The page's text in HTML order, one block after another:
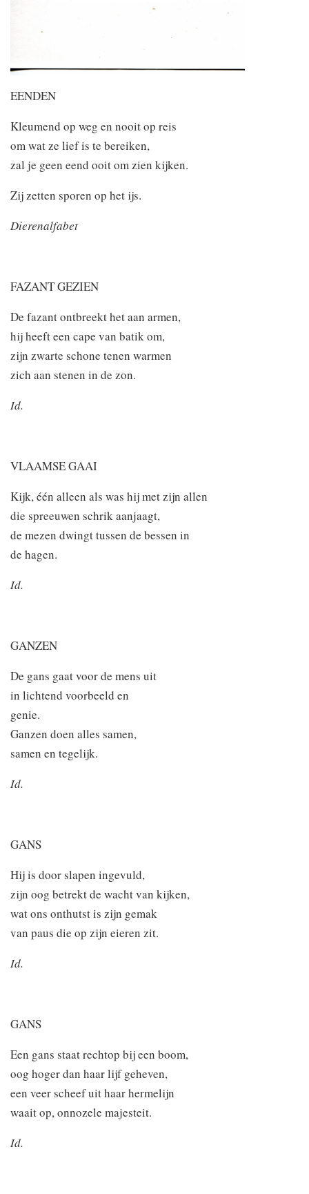
EENDEN
Kleumend op weg en nooit op reis
om wat ze lief is te bereiken,
zal je geen eend ooit om zien kijken.
Zij zetten sporen op het ijs.
Dierenalfabet
FAZANT GEZIEN
De fazant ontbreekt het aan armen,
hij heeft een cape van batik om,
zijn zwarte schone tenen warmen
zich aan stenen in de zon.
Id.
VLAAMSE GAAI
Kijk, één alleen als was hij met zijn allen
die spreeuwen schrik aanjaagt,
de mezen dwingt tussen de bessen in
de hagen.
Id.
GANZEN
De gans gaat voor de mens uit
in lichtend voorbeeld en
genie.
Ganzen doen alles samen,
samen en tegelijk.
Id.
GANS
Hij is door slapen ingevuld,
zijn oog betrekt de wacht van kijken,
wat ons onthutst is zijn gemak
van paus die op zijn eieren zit.
Id.
GANS
Een gans staat rechtop bij een boom,
oog hoger dan haar lijf geheven,
een veer scheef uit haar hermelijn
waait op, onnozele majesteit.
Id.